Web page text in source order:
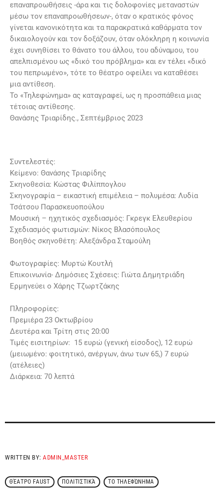
επαναπροωθήσεις -άρα και τις δολοφονίες μεταναστών
μέσω τον επαναπροωθήσεων-, όταν ο κρατικός φόνος
γίνεται κανονικότητα και τα παρακρατικά καθάρματα τον
δικαιολογούν και τον δοξάζουν, όταν ολόκληρη η κοινωνία
έχει συνηθίσει το θάνατο του άλλου, του αδύναμου, του
απελπισμένου ως «δικό του πρόβλημα» και εν τέλει «δικό
του πεπρωμένο», τότε το θέατρο οφείλει να καταθέσει
μια αντίθεση.
Το «Τηλεφώνημα» ας καταγραφεί, ως η προσπάθεια μιας
τέτοιας αντίθεσης.
Θανάσης Τριαρίδης., Σεπτέμβριος 2023
Συντελεστές:
Κείμενο: Θανάσης Τριαρίδης
Σκηνοθεσία: Κώστας Φιλίππογλου
Σκηνογραφία – εικαστική επιμέλεια – πολυμέσα: Λυδία
Τσάτσου Παρασκευοπούλου
Μουσική – ηχητικός σχεδιασμός: Γκρεγκ Ελευθερίου
Σχεδιασμός φωτισμών: Νίκος Βλασόπουλος
Βοηθός σκηνοθέτη: Αλεξάνδρα Σταμούλη
Φωτογραφίες: Μυρτώ Κουτλή
Επικοινωνία- Δημόσιες Σχέσεις: Γιώτα Δημητριάδη
Ερμηνεύει ο Χάρης Τζωρτζάκης
Πληροφορίες:
Πρεμιέρα 23 Οκτωβρίου
Δευτέρα και Τρίτη στις 20:00
Τιμές εισιτηρίων: 15 ευρώ (γενική είσοδος), 12 ευρώ
(μειωμένο: φοιτητικό, ανέργων, άνω των 65,) 7 ευρώ
(ατέλειες)
Διάρκεια: 70 λεπτά
WRITTEN BY:ADMIN_MASTER
ΘΈΑΤΡΟ FAUST ΠΟΛΙΤΙΣΤΙΚΆ ΤΟ ΤΗΛΕΦΏΝΗΜΑ